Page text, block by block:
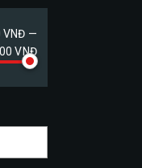
VNĐ —
VNĐ